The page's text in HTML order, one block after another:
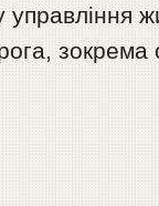
управління
зокрема